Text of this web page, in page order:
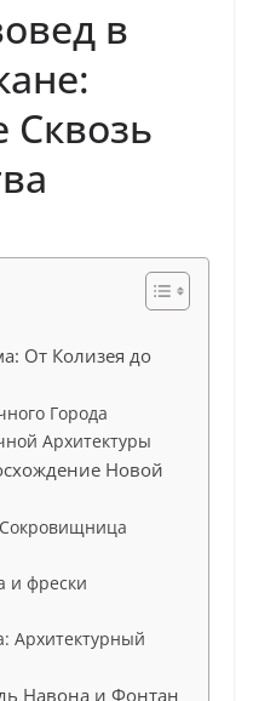
в
Сквозь
От Колизея до
Города
Архитектуры
Новой
и фрески
Архитектурный
Навона и Фонтан